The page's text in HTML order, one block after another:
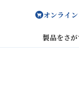
オンライ
製品をさ